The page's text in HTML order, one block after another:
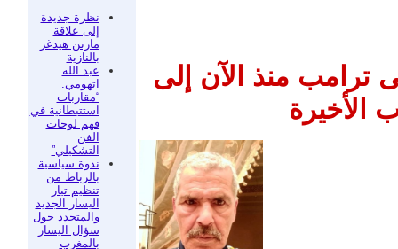
نظرة جديدة
إلى علاقة
مارتن هيدغر
بالنازية
عبد الله
اتهومي:
“مقاربات
استتبطانية في
فهم لوحات
الفن
التشكيلي”
ندوة سياسية
بالرباط من
تنظيم تيار
اليسار الجديد
والمتجدد حول
سؤال اليسار
بالمغرب
ترامب منذ الآن إلى
الأخيرة